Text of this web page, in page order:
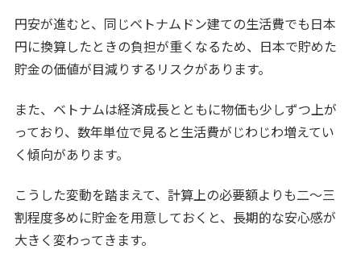
円安が進むと、同じベトナムドン建ての生活費でも日本
円に換算したときの負担が重くなるため、日本で貯めた
貯金の価値が目減りするリスクがあります。
また、ベトナムは経済成長とともに物価も少しずつ上が
っており、数年単位で見ると生活費がじわじわ増えてい
く傾向があります。
こうした変動を踏まえて、計算上の必要額よりも二〜三
割程度多めに貯金を用意しておくと、長期的な安心感が
大きく変わってきます。